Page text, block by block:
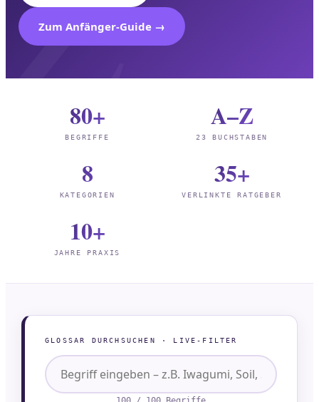
Zum Anfänger-Guide →
80+
BEGRIFFE
A–Z
23 BUCHSTABEN
8
KATEGORIEN
35+
VERLINKTE RATGEBER
10+
JAHRE PRAXIS
GLOSSAR DURCHSUCHEN · LIVE-FILTER